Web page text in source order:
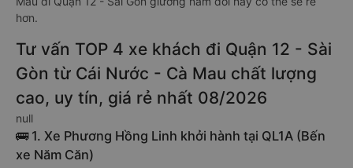
hơn.
Tư vấn TOP 4 xe khách đi Quận 12 - Sài
Gòn từ Cái Nước - Cà Mau chất lượng
cao, uy tín, giá rẻ nhất 08/2026
null
🚌 1. Xe Phương Hồng Linh khởi hành tại QL1A (Bến
xe Năm Căn)